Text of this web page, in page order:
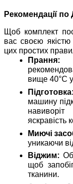
Рекомендації
Щоб комплект
вас своєю
цих простих
Прання:
вище 40°C
Підготовка:
машину
яскравість
Миючі
уникаючи
Віджим:
щоб
тканини.